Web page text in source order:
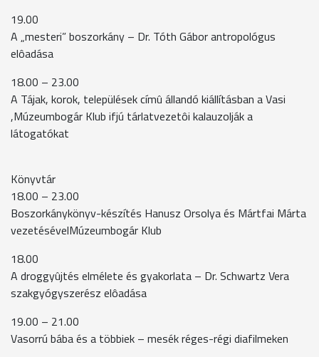
19.00
A „mesteri” boszorkány – Dr. Tóth Gábor antropológus
elôadása
18.00 – 23.00
A Tájak, korok, települések címû állandó kiállításban a Vasi
,Múzeumbogár Klub ifjú tárlatvezetôi kalauzolják a
látogatókat
Könyvtár
18.00 – 23.00
Boszorkánykönyv-készítés Hanusz Orsolya és Mártfai Márta
vezetésévelMúzeumbogár Klub
18.00
A droggyûjtés elmélete és gyakorlata – Dr. Schwartz Vera
szakgyógyszerész elôadása
19.00 – 21.00
Vasorrú bába és a többiek – mesék réges-régi diafilmeken